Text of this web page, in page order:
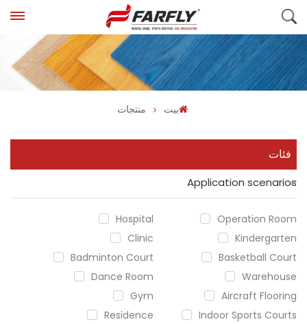
بيت منتجات
فئات
Application scenarios
Hospital
Operation Room
Clinic
Kindergarten
Badminton Court
Basketball Court
Dance Room
Warehouse
Gym
Aircraft Flooring
Residence
Indoor Sports Courts